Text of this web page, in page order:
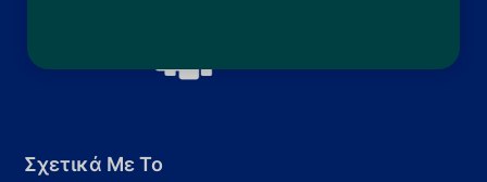
Σχετικά Με Το